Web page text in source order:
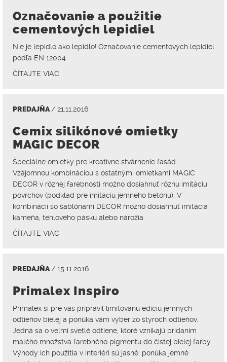
Označovanie a použitie
cementových lepidiel
Nie je lepidlo ako lepidlo! Označovanie cementových lepidiel
podľa EN 12004
ČÍTAJTE VIAC
PREDAJŇA/ 21.11.2016
Cemix silikónové omietky
MAGIC DECOR
Špeciálne omietky pre kreatívne stvárnenie fasád.
Vzájomnou kombináciou s ostatnými omietkami MAGIC
DECOR v rôznej farebnosti možno dosiahnuť rôznu imitáciu
povrchov (podklad pre imitáciu jemného betónu). V
kombinácii so šablónami DECOR možno dosiahnuť imitácia
kameňa, tehlového pásku alebo nárožia.
ČÍTAJTE VIAC
PREDAJŇA/ 15.11.2016
Primalex Inspiro
Primalex si pre vás pripravil limitovanú edíciu jemných
odtieňov bielej a ponúka vám výber zo štyroch odtieňov.
Jedná sa o veľmi svetlé odtiene, ktoré vznikajú pridaním
malého množstva farebného pigmentu do čistej bielej farby.
Výhody ich použitia v interiéri sú jasné: ponúka jemné